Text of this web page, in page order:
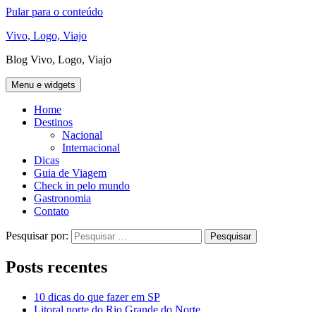
Pular para o conteúdo
Vivo, Logo, Viajo
Blog Vivo, Logo, Viajo
Menu e widgets
Home
Destinos
Nacional
Internacional
Dicas
Guia de Viagem
Check in pelo mundo
Gastronomia
Contato
Pesquisar por:
Posts recentes
10 dicas do que fazer em SP
Litoral norte do Rio Grande do Norte